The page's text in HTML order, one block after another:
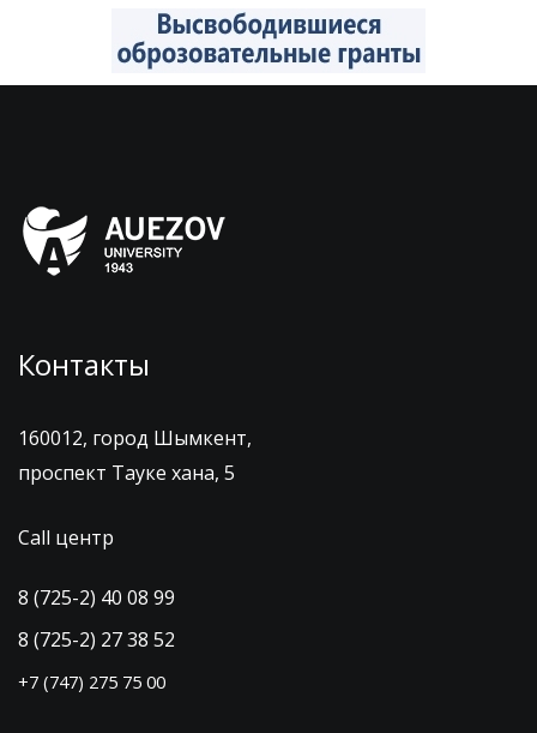
Контакты
160012, город Шымкент,
проспект Тауке хана, 5
Call центр
8 (725-2) 40 08 99
8 (725-2) 27 38 52
+7 (747) 275 75 00